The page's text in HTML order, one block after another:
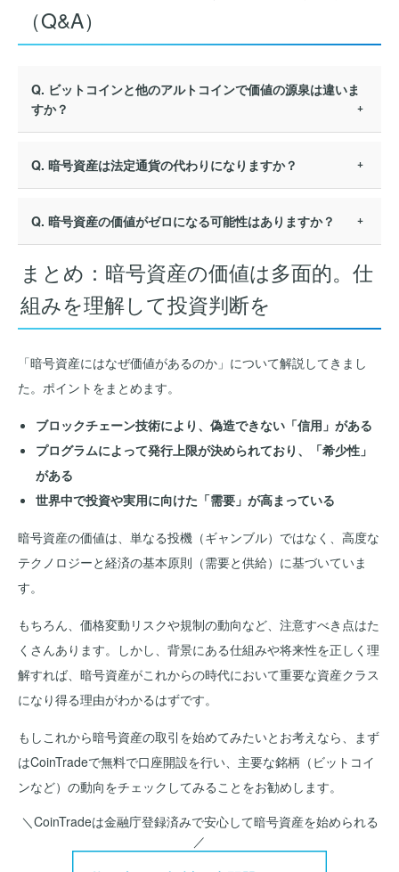
（Q&A）
Q. ビットコインと他のアルトコインで価値の源泉は違いま
すか？
Q. 暗号資産は法定通貨の代わりになりますか？
Q. 暗号資産の価値がゼロになる可能性はありますか？
まとめ：暗号資産の価値は多面的。仕
組みを理解して投資判断を
「暗号資産にはなぜ価値があるのか」について解説してきまし
た。ポイントをまとめます。
ブロックチェーン技術により、偽造できない「信用」がある
プログラムによって発行上限が決められており、「希少性」
がある
世界中で投資や実用に向けた「需要」が高まっている
暗号資産の価値は、単なる投機（ギャンブル）ではなく、高度な
テクノロジーと経済の基本原則（需要と供給）に基づいていま
す。
もちろん、価格変動リスクや規制の動向など、注意すべき点はた
くさんあります。しかし、背景にある仕組みや将来性を正しく理
解すれば、暗号資産がこれからの時代において重要な資産クラス
になり得る理由がわかるはずです。
もしこれから暗号資産の取引を始めてみたいとお考えなら、まず
はCoinTradeで無料で口座開設を行い、主要な銘柄（ビットコイ
ンなど）の動向をチェックしてみることをお勧めします。
＼CoinTradeは金融庁登録済みで安心して暗号資産を始められる
／